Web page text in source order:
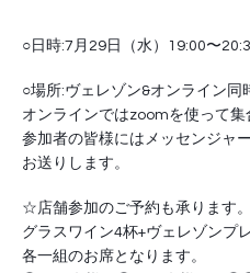
○日時:7月29日（水）19:00〜
○場所:ヴェレゾン&オンライン同
オンラインではzoomを使って集
参加者の皆様にはメッセンジャ
お送りします。
☆店舗参加のご予約も承ります。
グラスワイン4杯+ヴェレゾンプ
各一組のお席となります。